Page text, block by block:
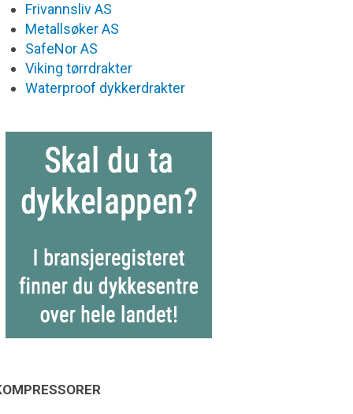
Frivannsliv AS
Metallsøker AS
SafeNor AS
Viking tørrdrakter
Waterproof dykkerdrakter